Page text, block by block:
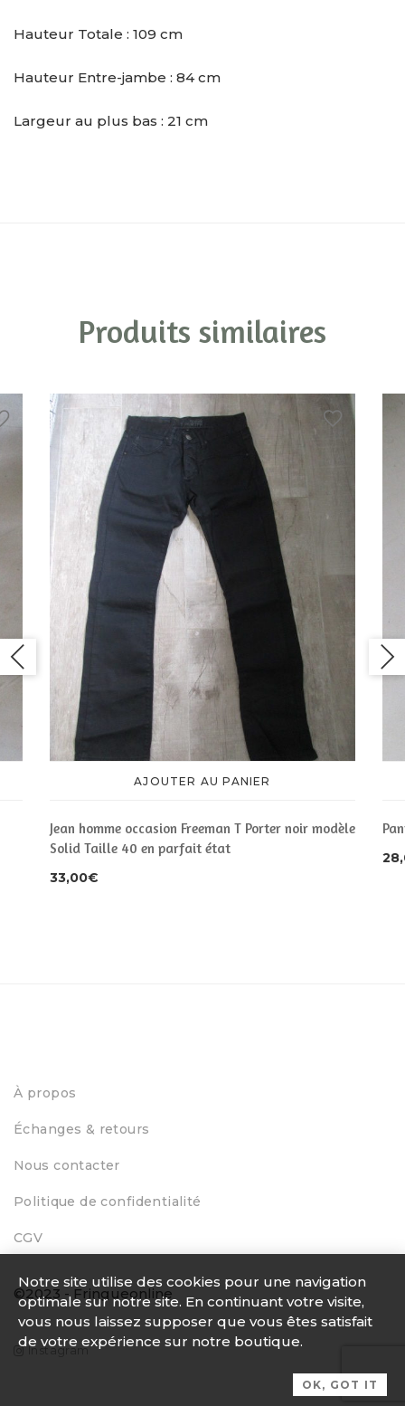
Hauteur Totale : 109 cm
Hauteur Entre-jambe : 84 cm
Largeur au plus bas : 21 cm
Produits similaires
AJOUTER AU PANIER
Jean homme occasion Freeman T Porter noir modèle
Solid Taille 40 en parfait état
33,00€
À propos
Échanges & retours
Nous contacter
Politique de confidentialité
CGV
©2023 - Fringueonline
Instagram
Notre site utilise des cookies pour une navigation
optimale sur notre site. En continuant votre visite,
vous nous laissez supposer que vous êtes satisfait
de votre expérience sur notre boutique.
OK, GOT IT